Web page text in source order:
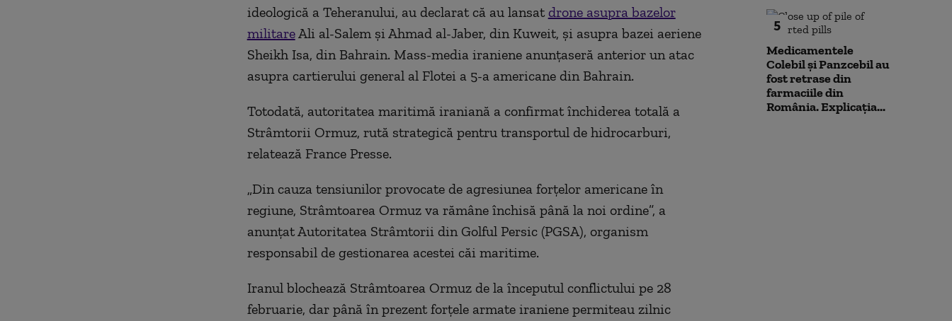
ideologică a Teheranului, au declarat că au lansat drone asupra bazelor
militareAli al-Salem şi Ahmad al-Jaber, din Kuweit, şi asupra bazei aeriene
Sheikh Isa, din Bahrain. Mass-media iraniene anunţaseră anterior un atac
asupra cartierului general al Flotei a 5-a americane din Bahrain.
Totodată, autoritatea maritimă iraniană a confirmat închiderea totală a
Strâmtorii Ormuz, rută strategică pentru transportul de hidrocarburi,
relatează France Presse.
„Din cauza tensiunilor provocate de agresiunea forţelor americane în
regiune, Strâmtoarea Ormuz va rămâne închisă până la noi ordine”, a
anunţat Autoritatea Strâmtorii din Golful Persic (PGSA), organism
responsabil de gestionarea acestei căi maritime.
Iranul blochează Strâmtoarea Ormuz de la începutul conflictului pe 28
februarie, dar până în prezent forţele armate iraniene permiteau zilnic
5
Medicamentele
Colebil și Panzcebil au
fost retrase din
farmaciile din
România. Explicația...